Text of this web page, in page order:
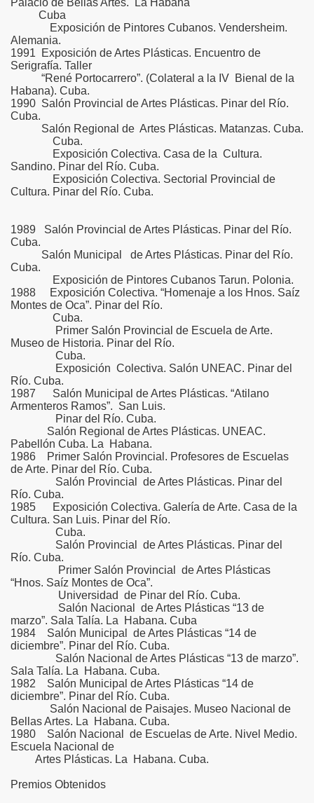
Palacio de Bellas Artes. La Habana
Cuba
Exposición de Pintores Cubanos. Vendersheim.
Alemania.
1991 Exposición de Artes Plásticas. Encuentro de
Serigrafía. Taller
“René Portocarrero”. (Colateral a la IV Bienal de la
Habana). Cuba.
1990 Salón Provincial de Artes Plásticas. Pinar del Río.
Cuba.
Salón Regional de Artes Plásticas. Matanzas. Cuba.
Cuba.
Exposición Colectiva. Casa de la Cultura.
Sandino. Pinar del Río. Cuba.
Exposición Colectiva. Sectorial Provincial de
Cultura. Pinar del Río. Cuba.
1989 Salón Provincial de Artes Plásticas. Pinar del Río.
Cuba.
Salón Municipal de Artes Plásticas. Pinar del Río.
Cuba.
Exposición de Pintores Cubanos Tarun. Polonia.
1988 Exposición Colectiva. “Homenaje a los Hnos. Saíz
Montes de Oca”. Pinar del Río.
Cuba.
Primer Salón Provincial de Escuela de Arte.
Museo de Historia. Pinar del Río.
Cuba.
Exposición Colectiva. Salón UNEAC. Pinar del
Río. Cuba.
1987 Salón Municipal de Artes Plásticas. “Atilano
Armenteros Ramos”. San Luis.
Pinar del Río. Cuba.
Salón Regional de Artes Plásticas. UNEAC.
Pabellón Cuba. La Habana.
1986 Primer Salón Provincial. Profesores de Escuelas
de Arte. Pinar del Río. Cuba.
Salón Provincial de Artes Plásticas. Pinar del
Río. Cuba.
1985 Exposición Colectiva. Galería de Arte. Casa de la
Cultura. San Luis. Pinar del Río.
Cuba.
Salón Provincial de Artes Plásticas. Pinar del
Río. Cuba.
Primer Salón Provincial de Artes Plásticas
“Hnos. Saíz Montes de Oca”.
Universidad de Pinar del Río. Cuba.
Salón Nacional de Artes Plásticas “13 de
marzo”. Sala Talía. La Habana. Cuba
1984 Salón Municipal de Artes Plásticas “14 de
diciembre”. Pinar del Río. Cuba.
Salón Nacional de Artes Plásticas “13 de marzo”.
Sala Talía. La Habana. Cuba.
1982 Salón Municipal de Artes Plásticas “14 de
diciembre”. Pinar del Río. Cuba.
Salón Nacional de Paisajes. Museo Nacional de
Bellas Artes. La Habana. Cuba.
1980 Salón Nacional de Escuelas de Arte. Nivel Medio.
Escuela Nacional de
Artes Plásticas. La Habana. Cuba.
Premios Obtenidos